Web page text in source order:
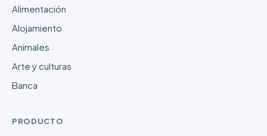
Alimentación
Alojamiento
Animales
Arte y culturas
Banca
PRODUCTO